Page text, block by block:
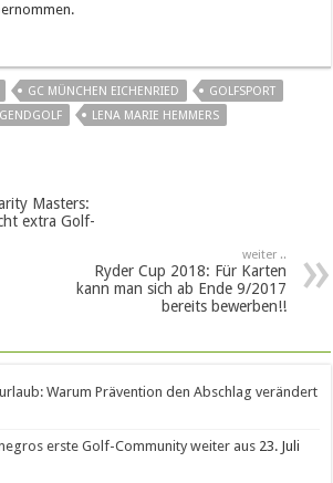
GC MÜNCHEN EICHENRIED
GOLFSPORT
LENA MARIE HEMMERS
Masters:
extra Golf-
weiter ..
Ryder Cup 2018: Für Karten
kann man sich ab Ende 9/2017
bereits bewerben!!
Warum Prävention den Abschlag verändert
erste Golf-Community weiter aus 23. Juli